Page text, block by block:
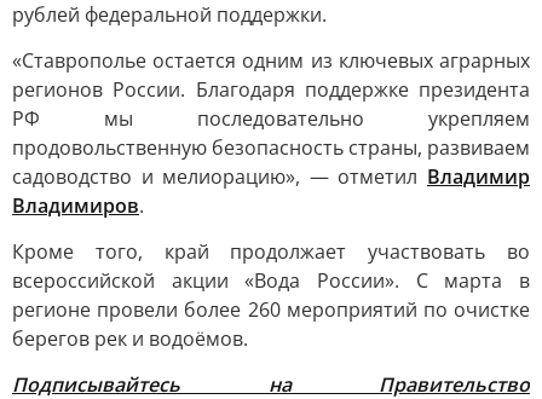
рублей федеральной поддержки.
«Ставрополье остается одним из ключевых аграрных
регионов России. Благодаря поддержке президента
РФ мы последовательно укрепляем
продовольственную безопасность страны, развиваем
садоводство и мелиорацию», — отметил Владимир
Владимиров.
Кроме того, край продолжает участвовать во
всероссийской акции «Вода России». С марта в
регионе провели более 260 мероприятий по очистке
берегов рек и водоёмов.
Подписывайтесь на Правительство